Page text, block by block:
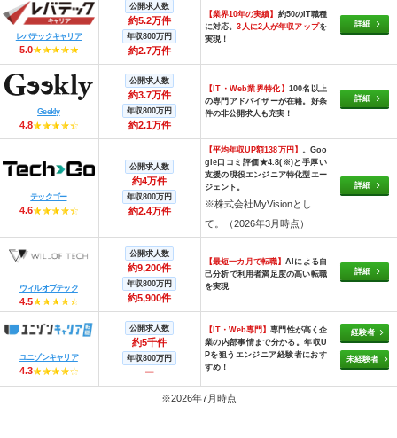
レバテックキャリア
5.0
公開求人数
約5.2万件
年収800万円
約2.7万件
【業界10年の実績】 約50のIT職種
に対応。3人に2人が年収アップを
実現！
詳細
Geekly
4.8
公開求人数
約3.7万件
年収800万円
約2.1万件
【IT・Web業界特化】 100名以上
の専門アドバイザーが在籍。好条
件の非公開求人も充実！
詳細
テックゴー
4.6
公開求人数
約4万件
年収800万円
約2.4万件
【平均年収UP額138万円】 。Goo
gle口コミ評価★4.8(※)と手厚い
支援の現役エンジニア特化型エー
ジェント。
※株式会社MyVisionとし
て。（2026年3月時点）
詳細
ウィルオブテック
4.5
公開求人数
約9,200件
年収800万円
約5,900件
【最短一カ月で転職】AIによる自
己分析で利用者満足度の高い転職
を実現
詳細
ユニゾンキャリア
4.3
公開求人数
約5千件
年収800万円
ー
【IT・Web専門】専門性が高く企
業の内部事情まで分かる。年収U
Pを狙うエンジニア経験者におす
すめ！
経験者
未経験者
※2026年7月時点